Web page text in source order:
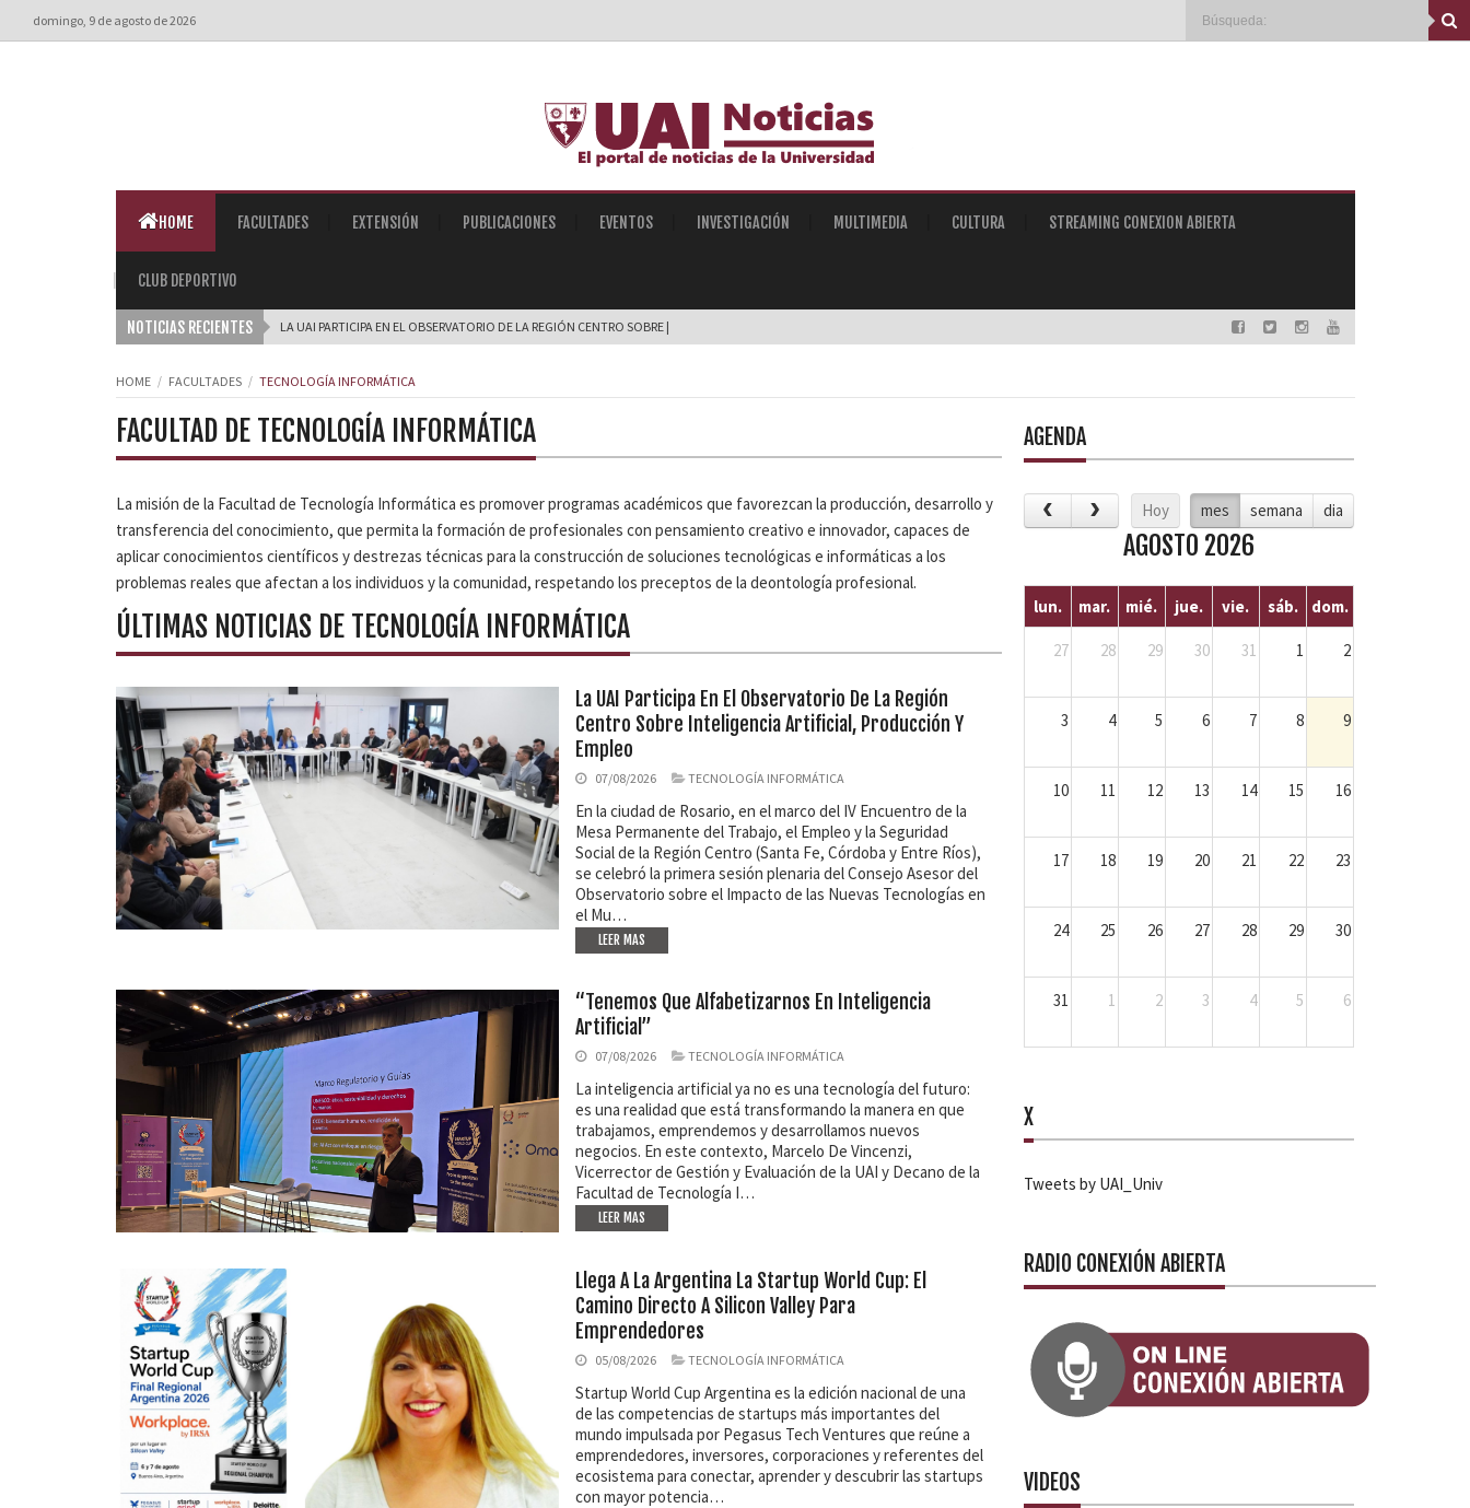
domingo, 9 de agosto de 2026
HOME FACULTADES EXTENSIÓN PUBLICACIONES EVENTOS INVESTIGACIÓN MULTIMEDIA CULTURA STREAMING CONEXION ABIERTA
CLUB DEPORTIVO
NOTICIAS RECIENTES LA UAI PARTICIPA EN EL OBSERVATORIO DE LA REGIÓN CENTRO SOBRE INTELIGENCIA ARTIF |
HOME FACULTADES TECNOLOGÍA INFORMÁTICA
FACULTAD DE TECNOLOGÍA INFORMÁTICA
La misión de la Facultad de Tecnología Informática es promover programas académicos que favorezcan la producción, desarrollo y
transferencia del conocimiento, que permita la formación de profesionales con pensamiento creativo e innovador, capaces de
aplicar conocimientos científicos y destrezas técnicas para la construcción de soluciones tecnológicas e informáticas a los
problemas reales que afectan a los individuos y la comunidad, respetando los preceptos de la deontología profesional.
ÚLTIMAS NOTICIAS DE TECNOLOGÍA INFORMÁTICA
La UAI Participa En El Observatorio De La Región
Centro Sobre Inteligencia Artificial, Producción Y
Empleo
07/08/2026 TECNOLOGÍA INFORMÁTICA
En la ciudad de Rosario, en el marco del IV Encuentro de la
Mesa Permanente del Trabajo, el Empleo y la Seguridad
Social de la Región Centro (Santa Fe, Córdoba y Entre Ríos),
se celebró la primera sesión plenaria del Consejo Asesor del
Observatorio sobre el Impacto de las Nuevas Tecnologías en
el Mu…
LEER MAS
“Tenemos Que Alfabetizarnos En Inteligencia
Artificial”
07/08/2026 TECNOLOGÍA INFORMÁTICA
La inteligencia artificial ya no es una tecnología del futuro:
es una realidad que está transformando la manera en que
trabajamos, emprendemos y desarrollamos nuevos
negocios. En este contexto, Marcelo De Vincenzi,
Vicerrector de Gestión y Evaluación de la UAI y Decano de la
Facultad de Tecnología I…
LEER MAS
Llega A La Argentina La Startup World Cup: El
Camino Directo A Silicon Valley Para
Emprendedores
05/08/2026 TECNOLOGÍA INFORMÁTICA
Startup World Cup Argentina es la edición nacional de una
de las competencias de startups más importantes del
mundo impulsada por Pegasus Tech Ventures que reúne a
emprendedores, inversores, corporaciones y referentes del
ecosistema para conectar, aprender y descubrir las startups
con mayor potencia…
AGENDA
Hoy mes semana dia
AGOSTO 2026
lun. mar. mié. jue. vie. sáb. dom.
27 28 29 30 31 1 2
3 4 5 6 7 8 9
10 11 12 13 14 15 16
17 18 19 20 21 22 23
24 25 26 27 28 29 30
31 1 2 3 4 5 6
X
Tweets by UAI_Univ
RADIO CONEXIÓN ABIERTA
VIDEOS